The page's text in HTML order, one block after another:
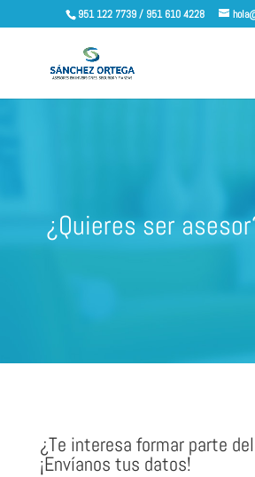
951 122 7739 / 951 610 4228
¿Quieres ser
¿Te interesa formar parte
¡Envíanos tus datos!